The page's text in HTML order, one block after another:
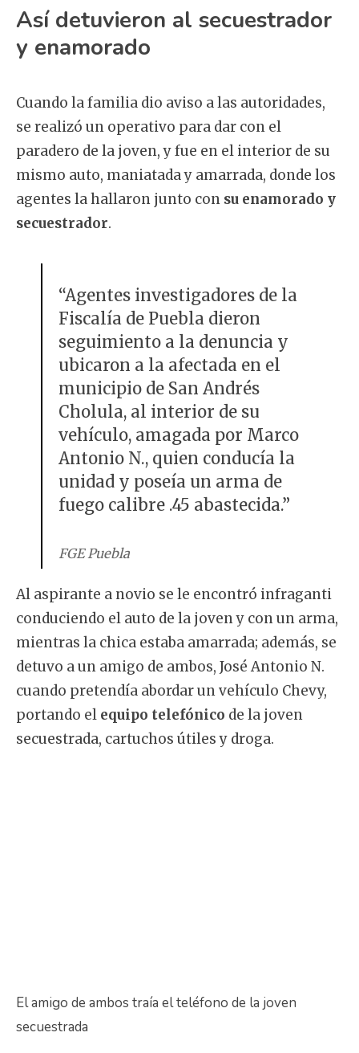
Así detuvieron al secuestrador
y enamorado
Cuando la familia dio aviso a las autoridades,
se realizó un operativo para dar con el
paradero de la joven, y fue en el interior de su
mismo auto, maniatada y amarrada, donde los
agentes la hallaron junto con su enamorado y
secuestrador.
“Agentes investigadores de la
Fiscalía de Puebla dieron
seguimiento a la denuncia y
ubicaron a la afectada en el
municipio de San Andrés
Cholula, al interior de su
vehículo, amagada por Marco
Antonio N., quien conducía la
unidad y poseía un arma de
fuego calibre .45 abastecida.”
FGE Puebla
Al aspirante a novio se le encontró infraganti
conduciendo el auto de la joven y con un arma,
mientras la chica estaba amarrada; además, se
detuvo a un amigo de ambos, José Antonio N.
cuando pretendía abordar un vehículo Chevy,
portando el equipo telefónico de la joven
secuestrada, cartuchos útiles y droga.
El amigo de ambos traía el teléfono de la joven
secuestrada